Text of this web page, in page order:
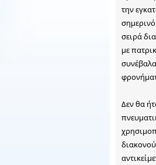
την
σειρά
με
Δεν θα